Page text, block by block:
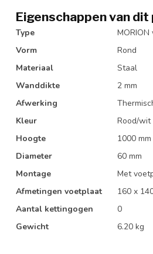
Eigenschappen van
Type
Vorm
Rond
Materiaal
Staal
Wanddikte
2 mm
Afwerking
Kleur
Rood/wit
Hoogte
1000 mm
Diameter
60 mm
Montage
Met
Afmetingen voetplaat
160 x
Aantal kettingogen
0
Gewicht
6.20 kg